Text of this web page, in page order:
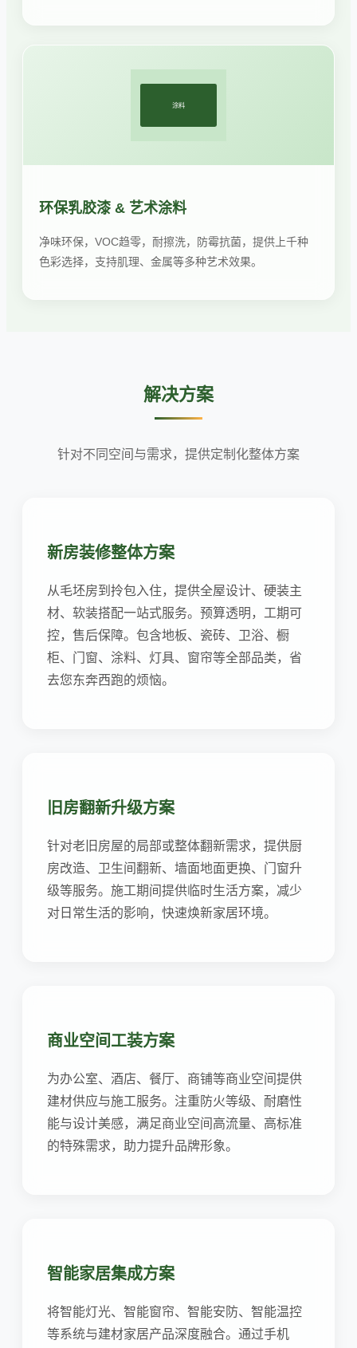
涂料
环保乳胶漆 & 艺术涂料
净味环保，VOC趋零，耐擦洗，防霉抗菌，提供上千种
色彩选择，支持肌理、金属等多种艺术效果。
解决方案
针对不同空间与需求，提供定制化整体方案
新房装修整体方案
从毛坯房到拎包入住，提供全屋设计、硬装主
材、软装搭配一站式服务。预算透明，工期可
控，售后保障。包含地板、瓷砖、卫浴、橱
柜、门窗、涂料、灯具、窗帘等全部品类，省
去您东奔西跑的烦恼。
旧房翻新升级方案
针对老旧房屋的局部或整体翻新需求，提供厨
房改造、卫生间翻新、墙面地面更换、门窗升
级等服务。施工期间提供临时生活方案，减少
对日常生活的影响，快速焕新家居环境。
商业空间工装方案
为办公室、酒店、餐厅、商铺等商业空间提供
建材供应与施工服务。注重防火等级、耐磨性
能与设计美感，满足商业空间高流量、高标准
的特殊需求，助力提升品牌形象。
智能家居集成方案
将智能灯光、智能窗帘、智能安防、智能温控
等系统与建材家居产品深度融合。通过手机